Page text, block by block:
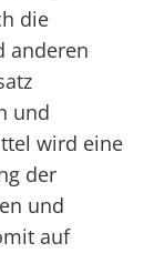
die
anderen
und
wird eine
der
und
auf